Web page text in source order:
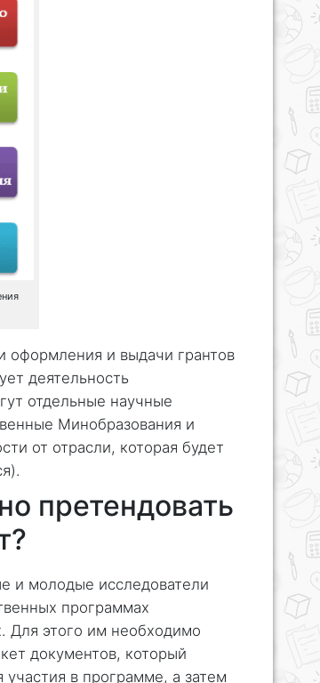
оформления и выдачи грантов
деятельность
отдельные научные
Минобразования и
от отрасли, которая будет
претендовать
и молодые исследователи
программах
Для этого им необходимо
документов, который
в программе, а затем